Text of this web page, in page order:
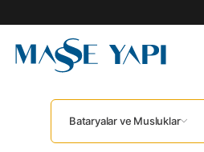
Bataryalar ve Musluklar